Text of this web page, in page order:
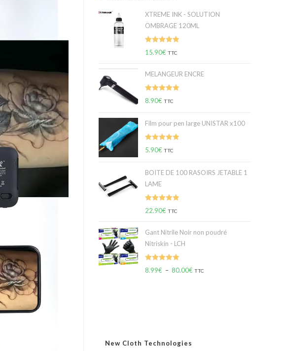
XTREME INK - SOLUTION
OMBRAGE 120ML
Note5.00
15.90€ TTC
MELANGEUR ENCRE
Note 5.00
8.90€ TTC
Film pour pen large UNISTAR x100
Note 5.00
5.90€ TTC
BOITE DE 100 RASOIRS JETABLE 1
LAME
Note5.00
22.90€ TTC
Gant Nitrile Noir non poudré
Nitriskin - LCH
Note 5.00
8.99€ – 80.00€ TTC
New Cloth Technologies